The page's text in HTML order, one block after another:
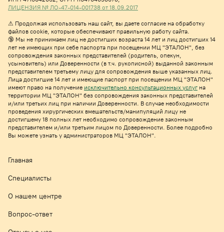
ЛИЦЕНЗИЯ № ЛО-47-014-001738 от 18.09.2017
⚠ Продолжая использовать наш сайт, вы даете согласие на обработку
файлов cookie, которые обеспечивают правильную работу сайта.
🔞 Мы не принимаем лиц не достигших возраста 14 лет и лиц достигших 14
лет не имеющих при себе паспорта при посещении МЦ "ЭТАЛОН", без
сопровождения законных представителей (родитель, опекун,
усыновитель) или Доверенности (в т.ч. рукописной) выданной законным
представителем третьему лицу для сопровождения выше указанных лиц.
Лица достигшие 14 лет и имеющие паспорт при посещении МЦ "ЭТАЛОН"
имеют право на получение исключительно консультационных услуг на
территории МЦ "ЭТАЛОН" без сопровождения законных представителей
и/или третьих лиц при наличии Доверенности. В случае необходимости
проведения хирургических вмешательств/манипуляций лицу не
достигшему 18 полных лет необходимо сопровождение законным
представителем и/или третьим лицом по Доверенности. Более подробно
Вы можете узнать у администраторов МЦ "ЭТАЛОН".
Главная
Специалисты
О нашем центре
Вопрос-ответ